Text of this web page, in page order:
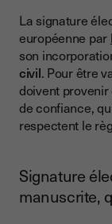
La signature
européenne par
son
civil. Pour être
doivent provenir
de confiance,
respectent le
Signature
manuscrite,